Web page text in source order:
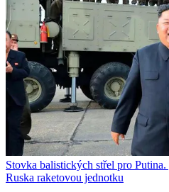
Stovka balistických střel pro
Ruska raketovou jednotku